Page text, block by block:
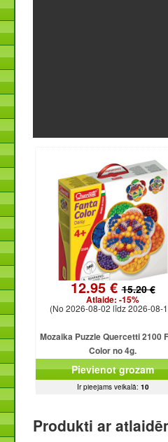
12.95 €15.20 €
Atlaide: -15%
(No 2026-08-02 līdz 2026-08-
Mozaika Puzzle Quercetti 2100
Color no 4g.
Pievienot grozam
Ir pieejams veikalā: 10
Produkti ar